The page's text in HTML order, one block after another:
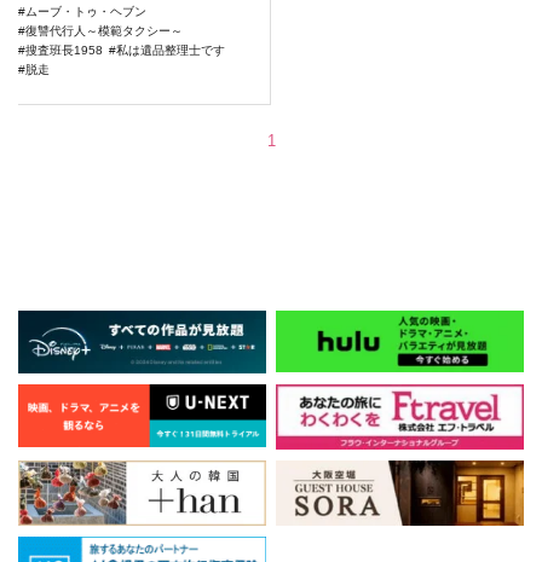
ムーブ・トゥ・ヘブン
復讐代行人～模範タクシー～
搜査班長1958
私は遺品整理士です
脱走
1